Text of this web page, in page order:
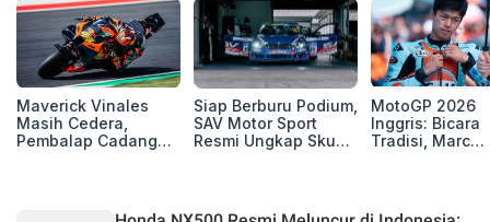
Maverick Vinales
Masih Cedera,
Pembalap Cadangan
Siap Berburu Podium,
SAV Motor Sport
Resmi Ungkap Skuad
MotoGP 2026
Inggris: Bicara
Tradisi, Marc